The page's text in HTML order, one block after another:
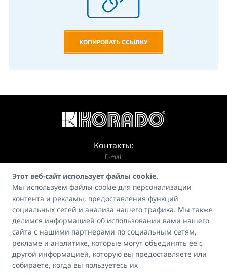
КОПИРОВАТЬ ССЫЛКУ
Контакты:
E-mail
info@korado.cz
Гид
FAQ
Этот веб-сайт использует файлы cookie.
Мы используем файлы cookie для персонализации
контента и рекламы, предоставления функций
социальных сетей и анализа нашего трафика. Мы также
делимся информацией об использовании вами нашего
сайта с нашими партнерами по социальным сетям,
рекламе и аналитике, которые могут объединять ее с
другой информацией, которую вы предоставляете или
собираете, когда вы пользуетесь их